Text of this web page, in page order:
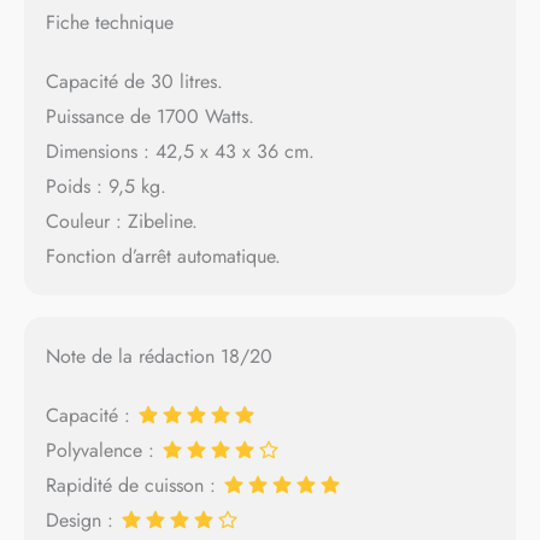
Fiche technique
Capacité de 30 litres.
Puissance de 1700 Watts.
Dimensions : 42,5 x 43 x 36 cm.
Poids : 9,5 kg.
Couleur : Zibeline.
Fonction d’arrêt automatique.
Note de la rédaction 18/20
Capacité :
Polyvalence :
Rapidité de cuisson :
Design :